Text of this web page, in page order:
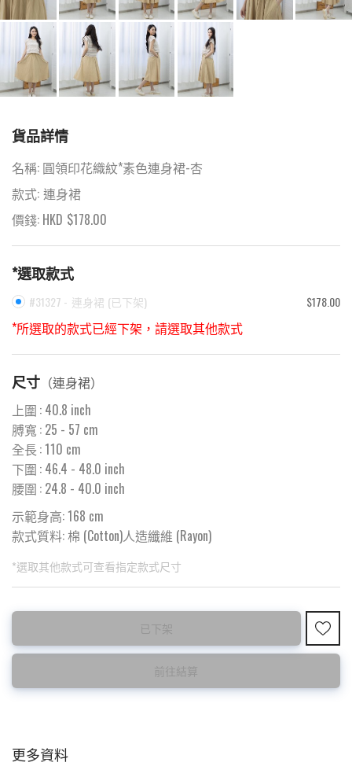
貨品詳情
名稱: 圓領印花織紋*素色連身裙-杏
款式: 連身裙
價錢: HKD $178.00
*選取款式
#31327 - 連身裙 (已下架) $178.00
*所選取的款式已經下架，請選取其他款式
尺寸 （連身裙）
上圍 : 40.8 inch
膊寬 : 25 - 57 cm
全長 :110 cm
下圍 : 46.4 - 48.0 inch
腰圍 : 24.8 - 40.0 inch
示範身高: 168 cm
款式質料:棉 (Cotton)人造纖維 (Rayon)
*選取其他款式可查看指定款式尺寸
此為預購品
預購10~15天到貨 ⚠️
此為減價貨品
特價品不設退換，購買前請先確認所列出的尺碼是否合適。
已下架
前往結算
更多資料